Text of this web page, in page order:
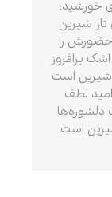
خورشید،
شیرین
را
برافروز
شیرین است
لطف
دلشوره‌ها
است